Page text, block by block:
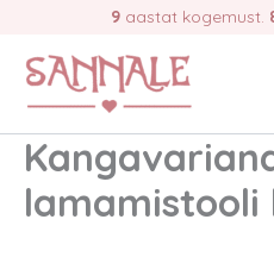
content
9 aastat kogemust.
lamamistooli